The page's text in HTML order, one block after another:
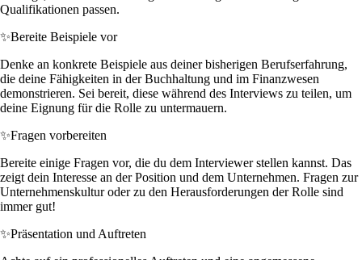
Qualifikationen passen.
✨Bereite Beispiele vor
Denke an konkrete Beispiele aus deiner bisherigen Berufserfahrung,
die deine Fähigkeiten in der Buchhaltung und im Finanzwesen
demonstrieren. Sei bereit, diese während des Interviews zu teilen, um
deine Eignung für die Rolle zu untermauern.
✨Fragen vorbereiten
Bereite einige Fragen vor, die du dem Interviewer stellen kannst. Das
zeigt dein Interesse an der Position und dem Unternehmen. Fragen zur
Unternehmenskultur oder zu den Herausforderungen der Rolle sind
immer gut!
✨Präsentation und Auftreten